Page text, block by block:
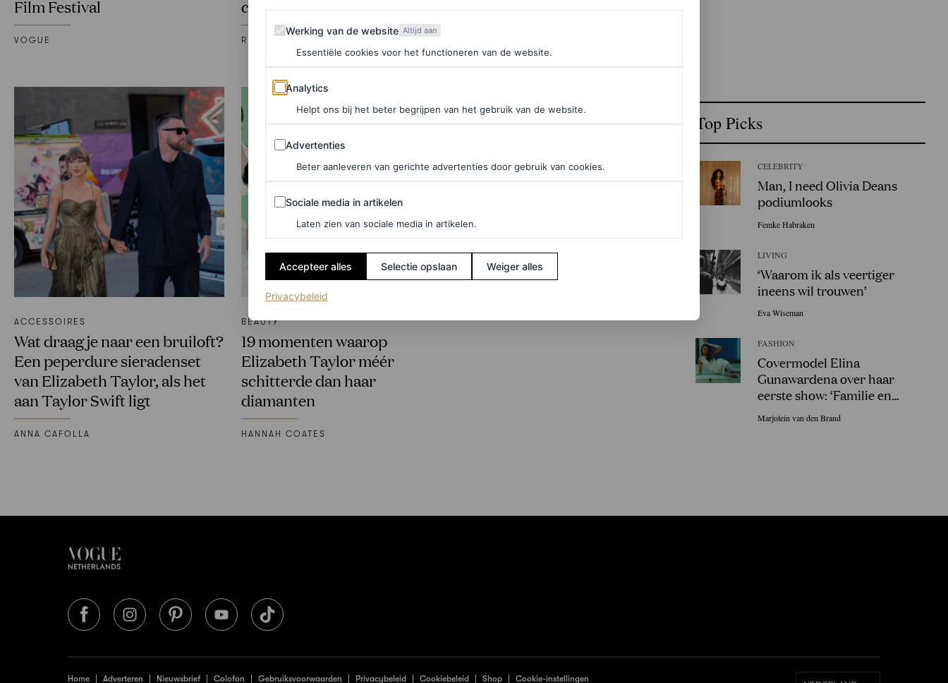
Film Festival
VOGUE
celebs
REBECCA COPE
geven
ACCESSOIRES
Wat draag je naar een bruiloft?
Een peperdure sieradenset
van Elizabeth Taylor, als het
aan Taylor Swift ligt
ANNA CAFOLLA
BEAUTY
19 momenten waarop
Elizabeth Taylor méér
schitterde dan haar
diamanten
HANNAH COATES
Top Picks
CELEBRITY
Man, I need Olivia Deans
podiumlooks
Femke Habraken
LIVING
‘Waarom ik als veertiger
ineens wil trouwen’
Eva Wiseman
FASHION
Covermodel Elina
Gunawardena over haar
eerste show: ‘Familie en
vrienden in Sri Lanka gingen
uit hun dak!’
Marjolein van den Brand
Home Adverteren Nieuwsbrief Colofon Gebruiksvoorwaarden Privacybeleid Cookiebeleid Shop Cookie-instellingen
Werking van de website
Werking van de website Altijd aan
Essentiële cookies voor het functioneren van de website.
Analytics
Analytics
Helpt ons bij het beter begrijpen van het gebruik van de website.
Advertenties
Advertenties
Beter aanleveren van gerichte advertenties door gebruik van cookies.
Sociale media in artikelen
Sociale media in artikelen
Laten zien van sociale media in artikelen.
Accepteer alles Selectie opslaan Weiger alles
Privacybeleid